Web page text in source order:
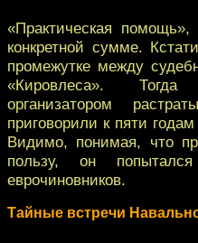
«Практическая
конкретной сумме.
промежутке между
«Кировлеса».
организатором
приговорили к пяти
Видимо, понимая, что
пользу, он попытался
еврочиновников.
Тайные встречи